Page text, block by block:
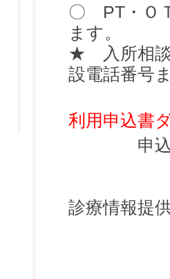
〇 PT・Ｏ
ます。
★ 入所相談
設電話番号
利用申込書
申込
診療情報提